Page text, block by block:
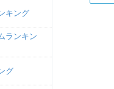
キング
ランキン
グ